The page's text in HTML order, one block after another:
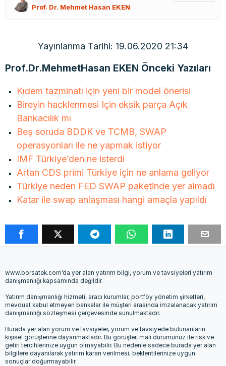
Prof. Dr. Mehmet Hasan EKEN
Yayınlanma Tarihi: 19.06.2020 21:34
Prof.Dr.MehmetHasan EKEN Önceki Yazıları
Kıdem tazminatı için yeni bir model önerisi
Bireyin hacklenmesi Için eksik parça Açık
Bankacılık mı
Beş soruda BDDK ve TCMB, SWAP
operasyonları ile ne yapmak istiyor
IMF Türkiye’den ne isterdi
Artan CDS primi Türkiye için ne anlama geliyor
Türkiye neden FED SWAP paketinde yer almadı
Katar ile swap anlaşması hangi amaçla yapıldı
www.borsatek.com’da yer alan yatırım bilgi, yorum ve tavsiyeleri yatırım
danışmanlığı kapsamında değildir.
Yatırım danışmanlığı hizmeti, aracı kurumlar, portföy yönetim şirketleri,
mevduat kabul etmeyen bankalar ile müşteri arasında imzalanacak yatırım
danışmanlığı sözleşmesi çerçevesinde sunulmaktadır.
Burada yer alan yorum ve tavsiyeler, yorum ve tavsiyede bulunanların
kişisel görüşlerine dayanmaktadır. Bu görüşler, mali durumunuz ile risk ve
getiri tercihlerinize uygun olmayabilir. Bu nedenle sadece burada yer alan
bilgilere dayanılarak yatırım kararı verilmesi, beklentilerinize uygun
sonuçlar doğurmayabilir.